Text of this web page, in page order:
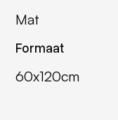
Mat
Formaat
60x120cm